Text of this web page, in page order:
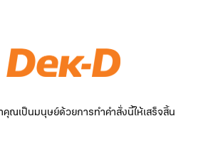
คุณเป็นมนุษย์ด้วยการทำคำสั่งนี้ให้เสร็จสิ้น